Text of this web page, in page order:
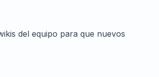
del equipo para que nuevos